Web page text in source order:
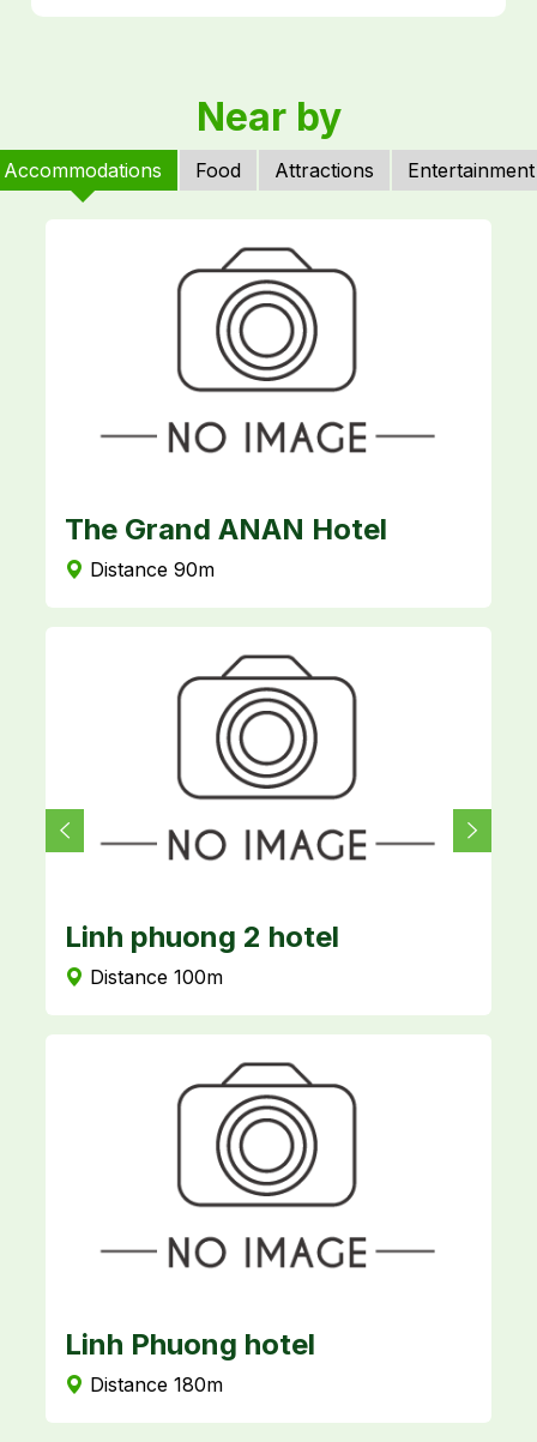
Near by
Accommodations Food Attractions Entertainment
The Grand ANAN Hotel
Distance 90m
Linh phuong 2 hotel
Distance 100m
Linh Phuong hotel
Distance 180m